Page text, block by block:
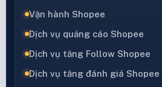
Vận hành Shopee
Dịch vụ quảng cáo Shopee
Dịch vụ tăng Follow Shopee
Dịch vụ tăng đánh giá Shopee